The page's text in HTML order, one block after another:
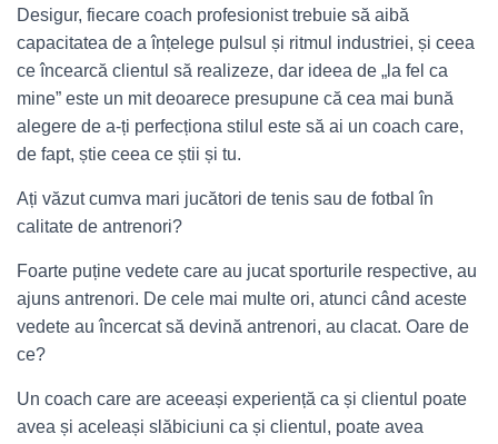
Desigur, fiecare coach profesionist trebuie să aibă
capacitatea de a înțelege pulsul și ritmul industriei, și ceea
ce încearcă clientul să realizeze, dar ideea de „la fel ca
mine” este un mit deoarece presupune că cea mai bună
alegere de a-ți perfecționa stilul este să ai un coach care,
de fapt, știe ceea ce știi și tu.
Ați văzut cumva mari jucători de tenis sau de fotbal în
calitate de antrenori?
Foarte puține vedete care au jucat sporturile respective, au
ajuns antrenori. De cele mai multe ori, atunci când aceste
vedete au încercat să devină antrenori, au clacat. Oare de
ce?
Un coach care are aceeași experiență ca și clientul poate
avea și aceleași slăbiciuni ca și clientul, poate avea